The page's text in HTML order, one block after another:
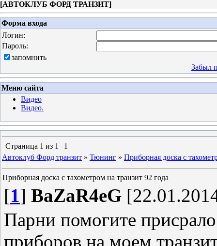
[АВТОКЛУБ ФОРД ТРАНЗИТ]
Форма входа
Логин:
Пароль:
запомнить
Забыл
Меню сайта
Видео
Видео.
Страница 1 из 1
1
Автоклуб Форд транзит » Тюнинг » Приборная доска с
Приборная доска с тахометром на транзит 92 года
[1] BaZaR4eG
Парни помогите
приборов на моем